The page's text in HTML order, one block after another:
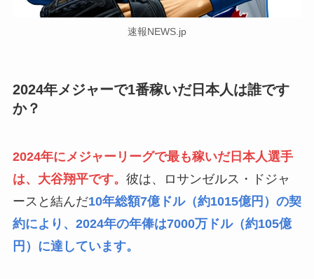
速報NEWS.jp
2024年メジャーで1番稼いだ日本人は誰です
か？
2024年にメジャーリーグで最も稼いだ日本人選手
は、大谷翔平です。 彼は、ロサンゼルス・ドジャ
ースと結んだ10年総額7億ドル（約1015億円）の契
約により、2024年の年俸は7000万ドル（約105億
円）に達しています。